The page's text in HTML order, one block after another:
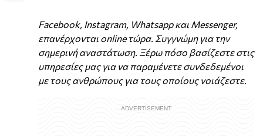
Facebook, Instagram, Whatsapp και Messenger,
επανέρχονται online τώρα. Συγγνώμη για την
σημερινή αναστάτωση. Ξέρω πόσο βασίζεστε στις
υπηρεσίες μας για να παραμένετε συνδεδεμένοι
με τους ανθρώπους για τους οποίους νοιάζεστε.